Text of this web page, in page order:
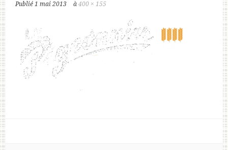
Publié1 mai 2013 à400 × 155